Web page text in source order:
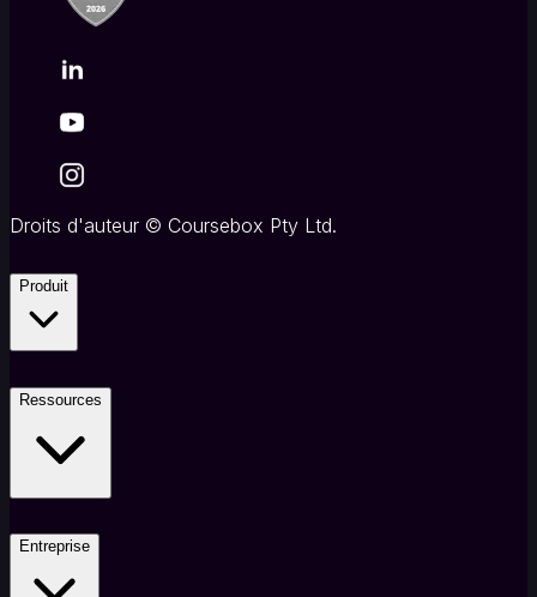
Droits d'auteur © Coursebox Pty Ltd.
Produit
Ressources
Entreprise